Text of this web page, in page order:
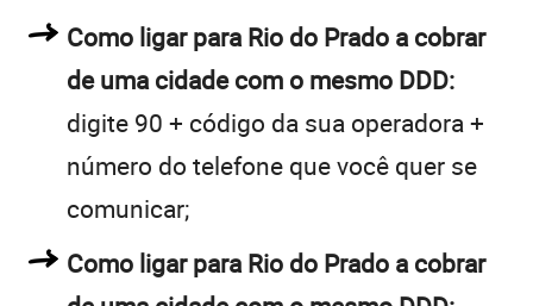
Como ligar para Rio do Prado a cobrar
de uma cidade com o mesmo DDD:
digite 90 + código da sua operadora +
número do telefone que você quer se
comunicar;
Como ligar para Rio do Prado a cobrar